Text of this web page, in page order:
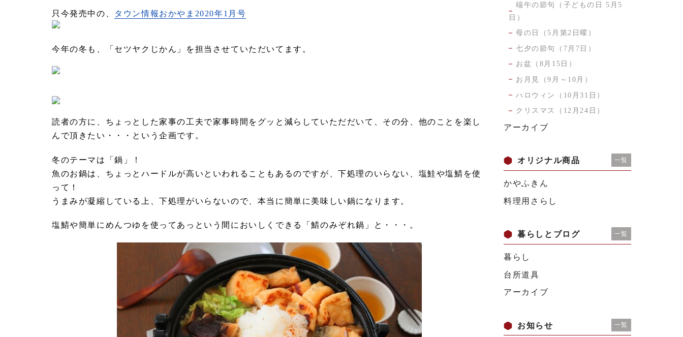
只今発売中の、 タウン情報おかやま2020年1月号
今年の冬も、「セツヤクじかん」を担当させていただいてます。
読者の方に、ちょっとした家事の工夫で家事時間をグッと減らしていただだいて、その分、他のことを楽し
んで頂きたい・・・という企画です。
冬のテーマは「鍋」！
魚のお鍋は、ちょっとハードルが高いといわれることもあるのですが、下処理のいらない、塩鮭や塩鯖を使
って！
うまみが凝縮している上、下処理がいらないので、本当に簡単に美味しい鍋になります。
塩鯖や簡単にめんつゆを使ってあっという間においしくできる「鯖のみぞれ鍋」と・・・。
端午の節句（子どもの日 5月5
日）
母の日（5月第2日曜）
七夕の節句（7月7日）
お盆（8月15日）
お月見（9月～10月）
ハロウィン（10月31日）
クリスマス（12月24日）
アーカイブ
オリジナル商品 一覧
かやふきん
料理用さらし
暮らしとブログ 一覧
暮らし
台所道具
アーカイブ
お知らせ 一覧